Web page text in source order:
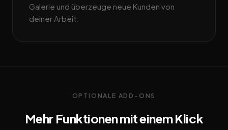
Galerie und überzeuge neue Kunden von
deiner Arbeit.
OPTIONALE ADD-ONS
Mehr Funktionen mit einem Klick